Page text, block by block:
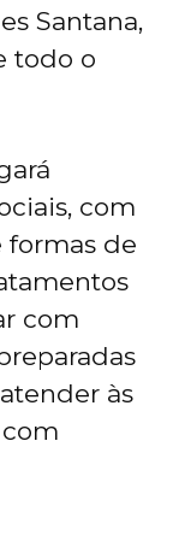
Santana,
todo o
com
formas de
com
às